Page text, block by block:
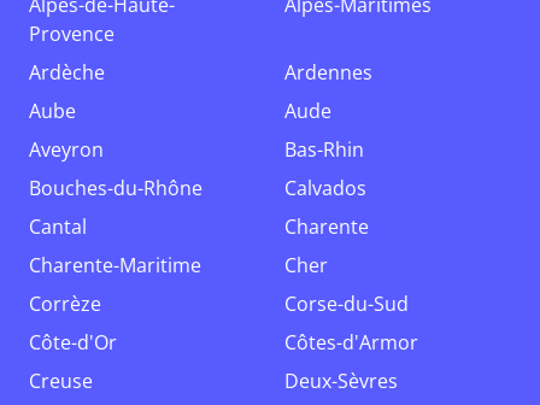
Provence
Ardèche
Ardennes
Aube
Aude
Aveyron
Bas-Rhin
Bouches-du-Rhône
Calvados
Cantal
Charente
Charente-Maritime
Cher
Corrèze
Corse-du-Sud
Côte-d'Or
Côtes-d'Armor
Creuse
Deux-Sèvres